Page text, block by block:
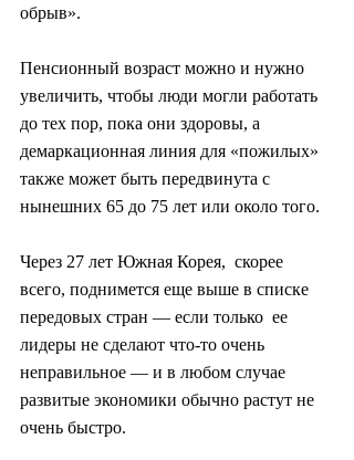
обрыв».
Пенсионный возраст можно и нужно
увеличить, чтобы люди могли работать
до тех пор, пока они здоровы, а
демаркационная линия для «пожилых»
также может быть передвинута с
нынешних 65 до 75 лет или около того.
Через 27 лет Южная Корея,  скорее
всего, поднимется еще выше в списке
передовых стран — если только  ее
лидеры не сделают что-то очень
неправильное — и в любом случае
развитые экономики обычно растут не
очень быстро.